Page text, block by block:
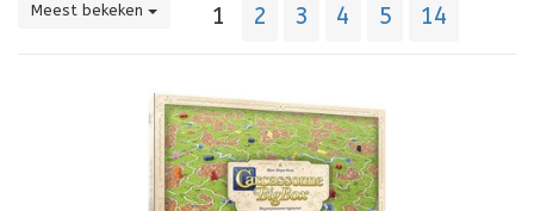
Meest bekeken 1 2 3 4 5 14